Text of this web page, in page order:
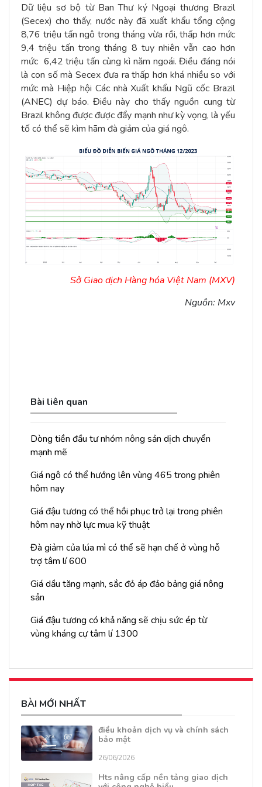
Dữ liệu sơ bộ từ Ban Thư ký Ngoại thương Brazil
(Secex) cho thấy, nước này đã xuất khẩu tổng cộng
8,76 triệu tấn ngô trong tháng vừa rồi, thấp hơn mức
9,4 triệu tấn trong tháng 8 tuy nhiên vẫn cao hơn
mức 6,42 triệu tấn cùng kì năm ngoái. Điều đáng nói
là con số mà Secex đưa ra thấp hơn khá nhiều so với
mức mà Hiệp hội Các nhà Xuất khẩu Ngũ cốc Brazil
(ANEC) dự báo. Điều này cho thấy nguồn cung từ
Brazil không được được đẩy mạnh như kỳ vọng, là yếu
tố có thể sẽ kìm hãm đà giảm của giá ngô.
Sở Giao dịch Hàng hóa Việt Nam (MXV)
Nguồn: Mxv
Bài liên quan
Dòng tiền đầu tư nhóm nông sản dịch chuyển
mạnh mẽ
Giá ngô có thể hướng lên vùng 465 trong phiên
hôm nay
Giá đậu tương có thể hồi phục trở lại trong phiên
hôm nay nhờ lực mua kỹ thuật
Đà giảm của lúa mì có thể sẽ hạn chế ở vùng hỗ
trợ tâm lí 600
Giá dầu tăng mạnh, sắc đỏ áp đảo bảng giá nông
sản
Giá đậu tương có khả năng sẽ chịu sức ép từ
vùng kháng cự tâm lí 1300
BÀI MỚI NHẤT
điều khoản dịch vụ và chính sách
bảo mật
26/06/2026
Hts nâng cấp nền tảng giao dịch